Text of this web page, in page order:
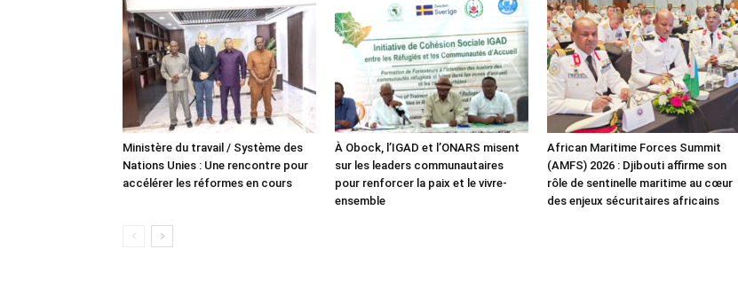
Ministère du travail / Système des
Nations Unies : Une rencontre pour
accélérer les réformes en cours
À Obock, l’IGAD et l’ONARS misent
sur les leaders communautaires
pour renforcer la paix et le vivre-
ensemble
African Maritime Forces Summit
(AMFS) 2026 : Djibouti affirme son
rôle de sentinelle maritime au cœur
des enjeux sécuritaires africains